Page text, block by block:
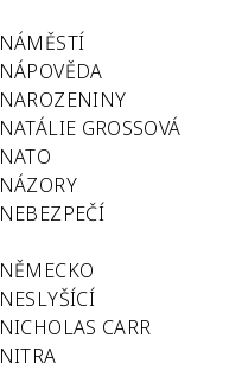
NÁMĚSTÍ
NÁPOVĚDA
NAROZENINY
NATÁLIE GROSSOVÁ
NATO
NÁZORY
NEBEZPEČÍ
NĚMECKO
NESLYŠÍCÍ
NICHOLAS CARR
NITRA